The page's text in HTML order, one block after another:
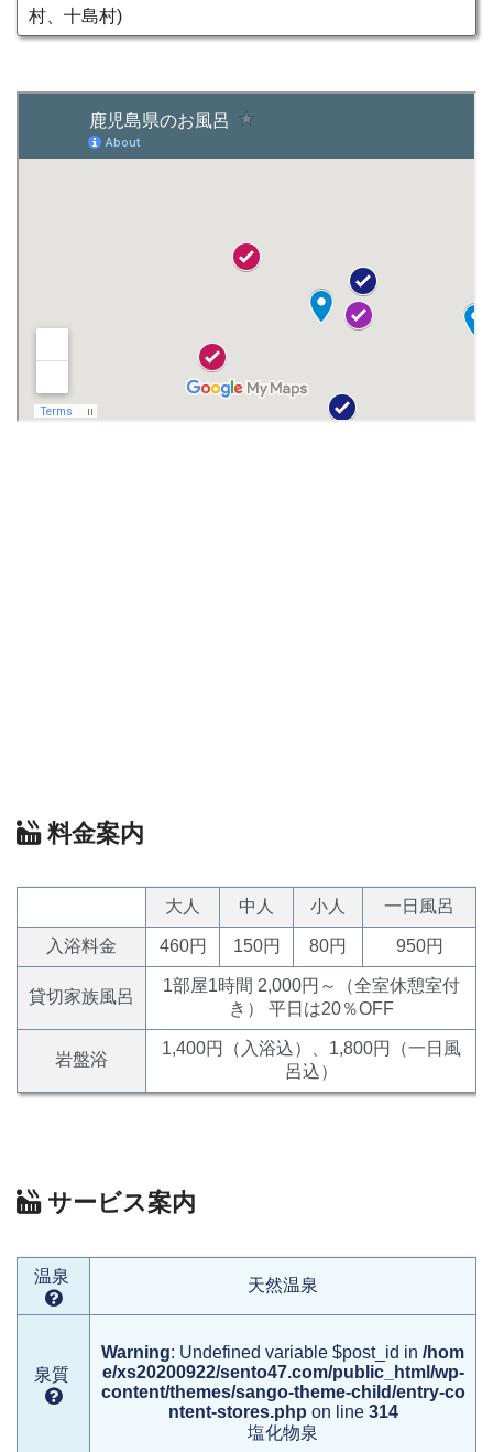
村、十島村)
料金案内
大人 中人 小人 一日風呂
入浴料金 460円 150円 80円 950円
貸切家族風呂
1部屋1時間 2,000円～（全室休憩室付
き） 平日は20％OFF
岩盤浴
1,400円（入浴込）、1,800円（一日風
呂込）
サービス案内
温泉 天然温泉
泉質
Warning: Undefined variable $post_id in /hom
e/xs20200922/sento47.com/public_html/wp-
content/themes/sango-theme-child/entry-co
ntent-stores.php on line 314
塩化物泉